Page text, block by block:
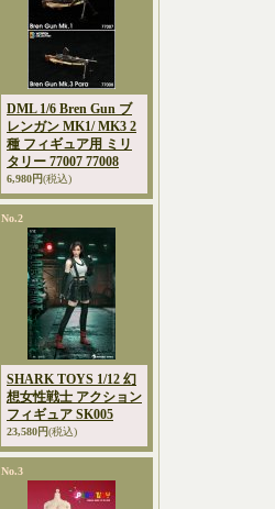
DML 1/6 Bren Gun ブ
レンガン MK1/ MK3 2
種 フィギュア用 ミリ
タリー 77007 77008
6,980円(税込)
No.2
SHARK TOYS 1/12 幻
想女性戦士 アクション
フィギュア SK005
23,580円(税込)
No.3